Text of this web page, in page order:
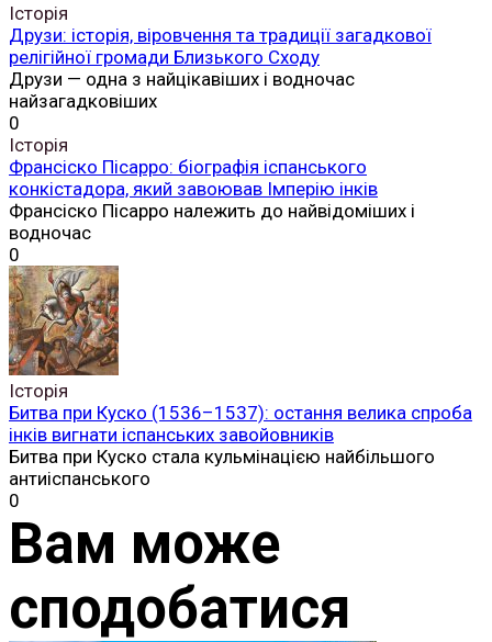
Історія
Друзи: історія, віровчення та традиції загадкової
релігійної громади Близького Сходу
Друзи — одна з найцікавіших і водночас
найзагадковіших
0
Історія
Франсіско Пісарро: біографія іспанського
конкістадора, який завоював Імперію інків
Франсіско Пісарро належить до найвідоміших і
водночас
0
Історія
Битва при Куско (1536–1537): остання велика спроба
інків вигнати іспанських завойовників
Битва при Куско стала кульмінацією найбільшого
антиіспанського
0
Вам може
сподобатися